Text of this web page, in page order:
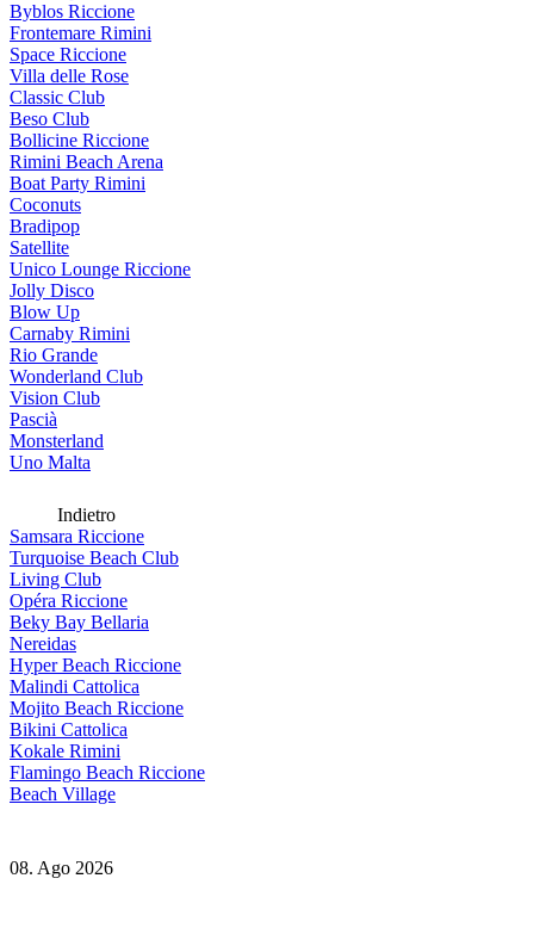
Byblos Riccione
Frontemare Rimini
Space Riccione
Villa delle Rose
Classic Club
Beso Club
Bollicine Riccione
Rimini Beach Arena
Boat Party Rimini
Coconuts
Bradipop
Satellite
Unico Lounge Riccione
Jolly Disco
Blow Up
Carnaby Rimini
Rio Grande
Wonderland Club
Vision Club
Pascià
Monsterland
Uno Malta
Indietro
Samsara Riccione
Turquoise Beach Club
Living Club
Opéra Riccione
Beky Bay Bellaria
Nereidas
Hyper Beach Riccione
Malindi Cattolica
Mojito Beach Riccione
Bikini Cattolica
Kokale Rimini
Flamingo Beach Riccione
Beach Village
08. Ago 2026